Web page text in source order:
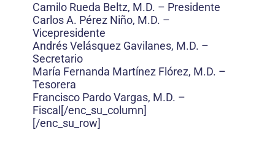
Camilo Rueda Beltz, M.D. – Presidente
Carlos A. Pérez Niño, M.D. –
Vicepresidente
Andrés Velásquez Gavilanes, M.D. –
Secretario
María Fernanda Martínez Flórez, M.D. –
Tesorera
Francisco Pardo Vargas, M.D. –
Fiscal[/enc_su_column]
[/enc_su_row]